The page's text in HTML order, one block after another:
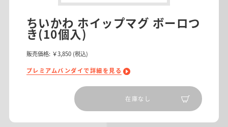
ちいかわ ホイップマグ ボーロつ
き(10個入)
販売価格: ￥3,850 (税込)
プレミアムバンダイで詳細を見る
在庫なし